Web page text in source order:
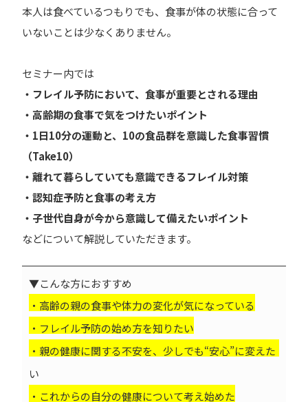
本人は食べているつもりでも、食事が体の状態に合って
いないことは少なくありません。
セミナー内では
・フレイル予防において、食事が重要とされる理由
・高齢期の食事で気をつけたいポイント
・1日10分の運動と、10の食品群を意識した食事習慣
（Take10）
・離れて暮らしていても意識できるフレイル対策
・認知症予防と食事の考え方
・子世代自身が今から意識して備えたいポイント
などについて解説していただきます。
▼こんな方におすすめ
・高齢の親の食事や体力の変化が気になっている
・フレイル予防の始め方を知りたい
・親の健康に関する不安を、少しでも“安心”に変えた
い
・これからの自分の健康について考え始めた